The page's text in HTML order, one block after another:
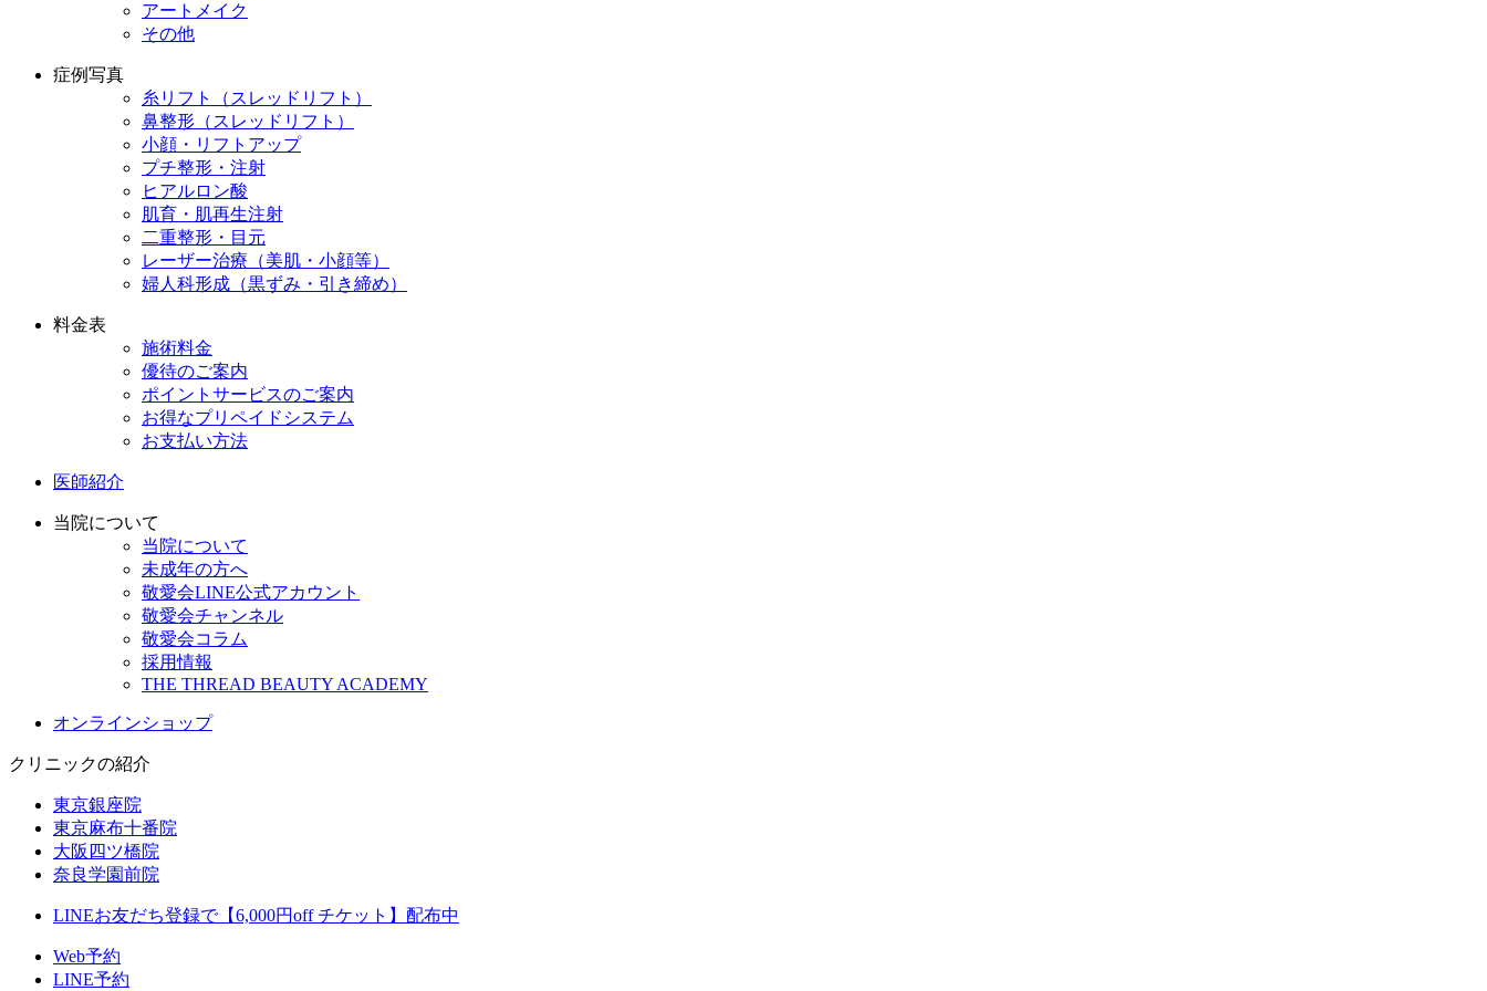
アートメイク
その他
症例写真
糸リフト（スレッドリフト）
鼻整形（スレッドリフト）
小顔・リフトアップ
プチ整形・注射
ヒアルロン酸
肌育・肌再生注射
二重整形・目元
レーザー治療（美肌・小顔等）
婦人科形成（黒ずみ・引き締め）
料金表
施術料金
優待のご案内
ポイントサービスのご案内
お得なプリペイドシステム
お支払い方法
医師紹介
当院について
当院について
未成年の方へ
敬愛会LINE公式アカウント
敬愛会チャンネル
敬愛会コラム
採用情報
THE THREAD BEAUTY ACADEMY
オンラインショップ
クリニックの紹介
東京銀座院
東京麻布十番院
大阪四ツ橋院
奈良学園前院
LINEお友だち登録で【6,000円off チケット】配布中
Web予約
LINE予約